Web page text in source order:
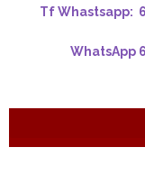
Tf Whastsapp:
WhatsApp